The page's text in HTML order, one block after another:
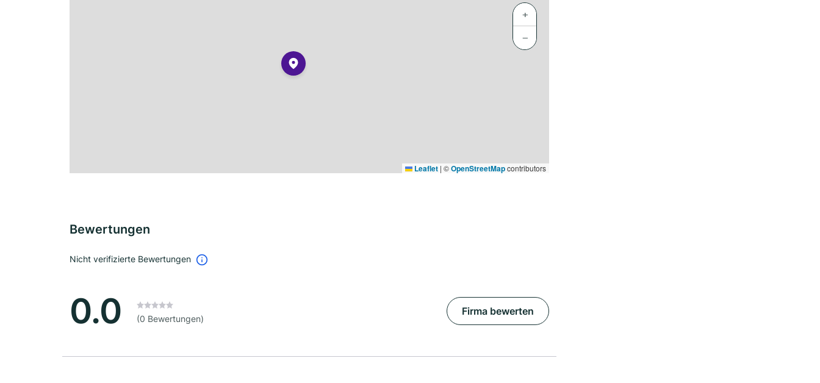
+
−
Leaflet | ©OpenStreetMapcontributors
Bewertungen
Nicht verifizierte Bewertungen
0.0 (0 Bewertungen)
Firma bewerten